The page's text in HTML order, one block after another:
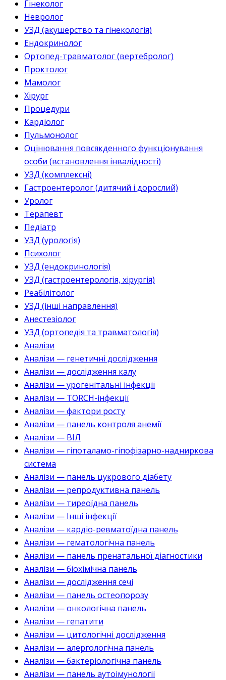
Гінеколог
Невролог
УЗД (акушерство та гінекологія)
Ендокринолог
Ортопед-травматолог (вертебролог)
Проктолог
Мамолог
Хірург
Процедури
Кардіолог
Пульмонолог
Оцінювання повсякденного функціонування
особи (встановлення інвалідності)
УЗД (комплексні)
Гастроентеролог (дитячий і дорослий)
Уролог
Терапевт
Педіатр
УЗД (урологія)
Психолог
УЗД (ендокринологія)
УЗД (гастроентерологія, хірургія)
Реабілітолог
УЗД (інші направлення)
Анестезіолог
УЗД (ортопедія та травматологія)
Аналізи
Аналізи — генетичні дослідження
Аналізи — дослідження калу
Аналізи — урогенітальні інфекції
Аналізи — TORCH-інфекції
Аналізи — фактори росту
Аналізи — панель контроля анемії
Аналізи — ВІЛ
Аналізи — гіпоталамо-гіпофізарно-надниркова
система
Аналізи — панель цукрового діабету
Аналізи — репродуктивна панель
Аналізи — тиреоїдна панель
Аналізи — Інші інфекції
Аналізи — кардіо-ревматоїдна панель
Аналізи — гематологічна панель
Аналізи — панель пренатальної діагностики
Аналізи — біохімічна панель
Аналізи — дослідження сечі
Аналізи — панель остеопорозу
Аналізи — онкологічна панель
Аналізи — гепатити
Аналізи — цитологічні дослідження
Аналізи — алергологічна панель
Аналізи — бактеріологічна панель
Аналізи — панель аутоімунології